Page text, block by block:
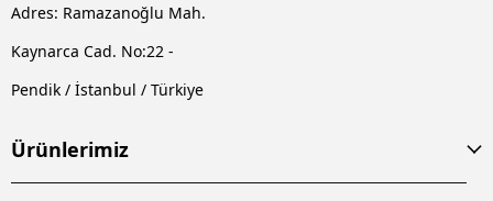
Adres: Ramazanoğlu Mah.
Kaynarca Cad. No:22 -
Pendik / İstanbul / Türkiye
Ürünlerimiz